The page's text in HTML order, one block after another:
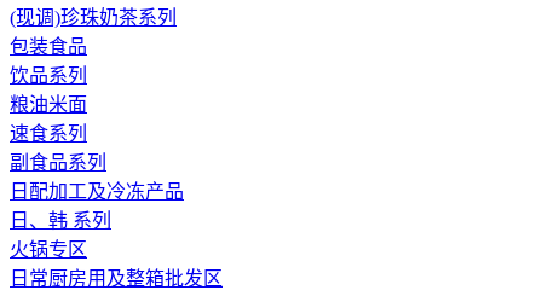
(现调)珍珠奶茶系列
包装食品
饮品系列
粮油米面
速食系列
副食品系列
日配加工及冷冻产品
日、韩 系列
火锅专区
日常厨房用及整箱批发区